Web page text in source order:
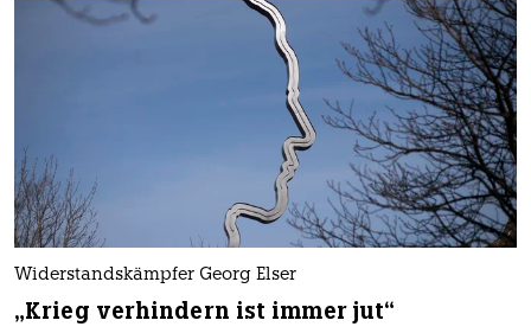
Widerstandskämpfer Georg Elser
„Krieg verhindern ist immer jut“